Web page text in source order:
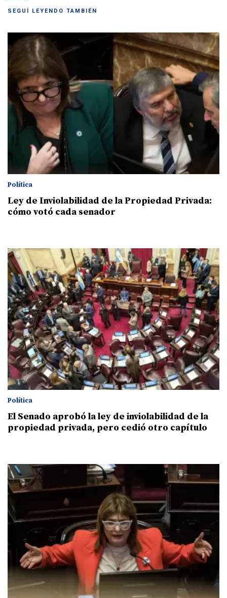
SEGUÍ LEYENDO TAMBIÉN
Política
Ley de Inviolabilidad de la Propiedad Privada:
cómo votó cada senador
Política
El Senado aprobó la ley de inviolabilidad de la
propiedad privada, pero cedió otro capítulo